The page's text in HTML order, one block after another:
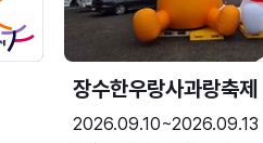
장수한우랑사과랑축제
2026.09.10~2026.09.13